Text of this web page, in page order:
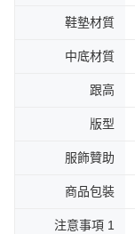
鞋墊材質
中底材質
跟高
版型
服飾贊助
商品包裝
注意事項 1